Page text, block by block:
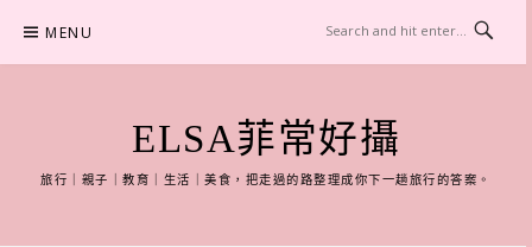
content
MENU
ELSA菲常好攝
旅行｜親子｜教育｜生活｜美食，把走過的路整理成你下一趟旅行的答案。